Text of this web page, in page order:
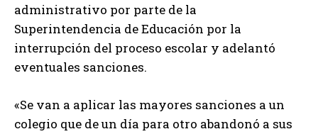
administrativo por parte de la
Superintendencia de Educación por la
interrupción del proceso escolar y adelantó
eventuales sanciones.
«Se van a aplicar las mayores sanciones a un
colegio que de un día para otro abandonó a sus